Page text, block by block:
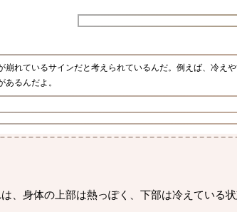
れているサインだと考えられているんだ。例えば、冷え
るんだよ。
、身体の上部は熱っぽく、下部は冷えている状